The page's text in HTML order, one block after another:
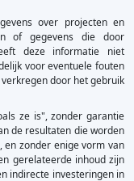
over projecten en
of gegevens die door
deze informatie niet
voor eventuele fouten
door het gebruik
ze is", zonder garantie
de resultaten die worden
zonder enige vorm van
gerelateerde inhoud zijn
indirecte investeringen in